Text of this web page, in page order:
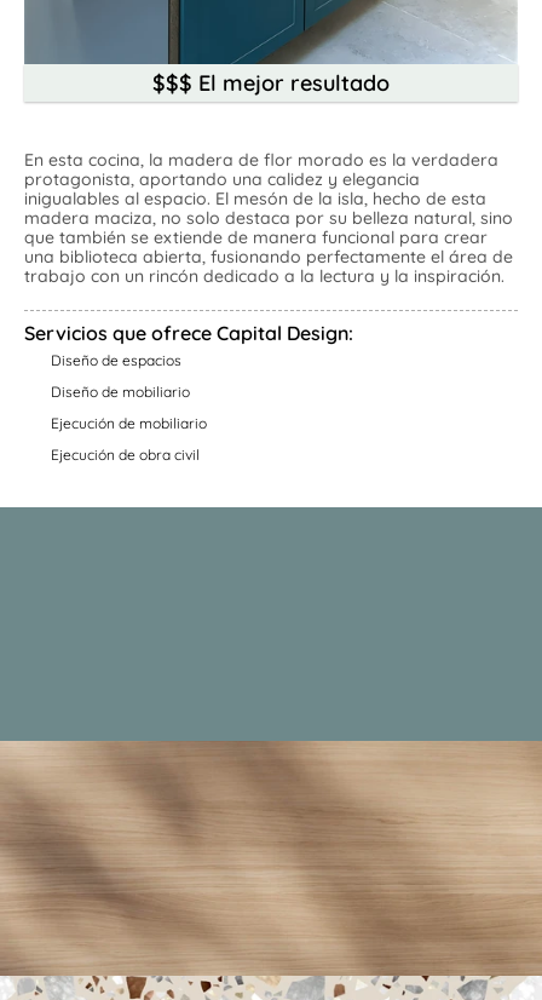
$$$ El mejor resultado
En esta cocina, la madera de flor morado es la verdadera
protagonista, aportando una calidez y elegancia
inigualables al espacio. El mesón de la isla, hecho de esta
madera maciza, no solo destaca por su belleza natural, sino
que también se extiende de manera funcional para crear
una biblioteca abierta, fusionando perfectamente el área de
trabajo con un rincón dedicado a la lectura y la inspiración.
Servicios que ofrece Capital Design:
Diseño de espacios
Diseño de mobiliario
Ejecución de mobiliario
Ejecución de obra civil